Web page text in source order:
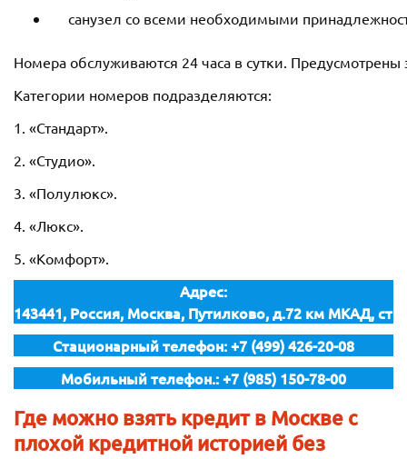
санузел со всеми необходимыми
Номера обслуживаются 24 часа в сутки.
Категории номеров подразделяются:
1. «Стандарт».
2. «Студио».
3. «Полулюкс».
4. «Люкс».
5. «Комфорт».
Адрес:
143441, Россия, Москва, Путилково, д.72 км МКАД,
Стационарный телефон: +7 (499) 426-20-08
Мобильный телефон.: +7 (985) 150-78-00
Где можно взять кредит в Москве с
плохой кредитной историей без